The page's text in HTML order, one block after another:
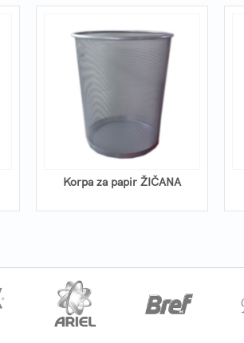
Korpa za papir ŽIČANA